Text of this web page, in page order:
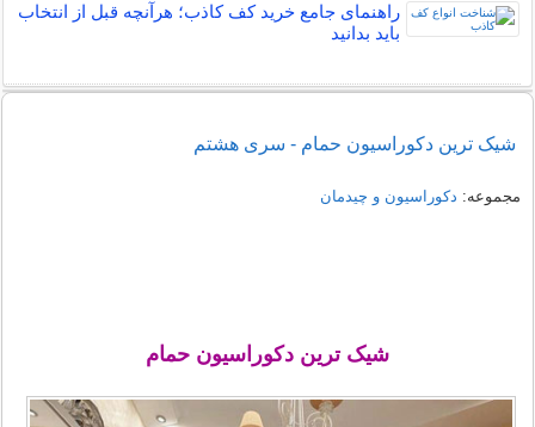
راهنمای جامع خرید کف کاذب؛ هرآنچه قبل از انتخاب
باید بدانید
شیک ترین دکوراسیون حمام - سری هشتم
مجموعه: دکوراسیون و چیدمان
شیک ترین دکوراسیون حمام